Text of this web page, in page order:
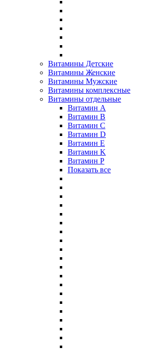
Витамины Детские
Витамины Женские
Витамины Мужские
Витамины комплексные
Витамины отдельные
Витамин A
Витамин B
Витамин C
Витамин D
Витамин E
Витамин K
Витамин P
Показать все